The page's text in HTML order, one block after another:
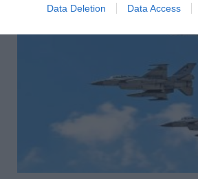
Data Deletion Data Access